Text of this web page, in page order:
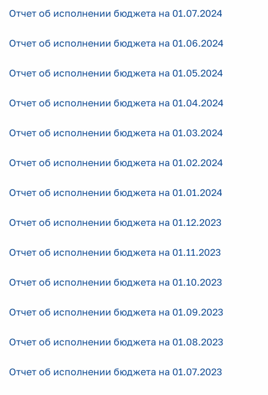
Отчет об исполнении бюджета на 01.07.2024
Отчет об исполнении бюджета на 01.06.2024
Отчет об исполнении бюджета на 01.05.2024
Отчет об исполнении бюджета на 01.04.2024
Отчет об исполнении бюджета на 01.03.2024
Отчет об исполнении бюджета на 01.02.2024
Отчет об исполнении бюджета на 01.01.2024
Отчет об исполнении бюджета на 01.12.2023
Отчет об исполнении бюджета на 01.11.2023
Отчет об исполнении бюджета на 01.10.2023
Отчет об исполнении бюджета на 01.09.2023
Отчет об исполнении бюджета на 01.08.2023
Отчет об исполнении бюджета на 01.07.2023